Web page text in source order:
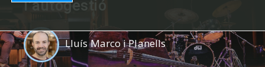
l’autogestió
Lluís Marco i Planells